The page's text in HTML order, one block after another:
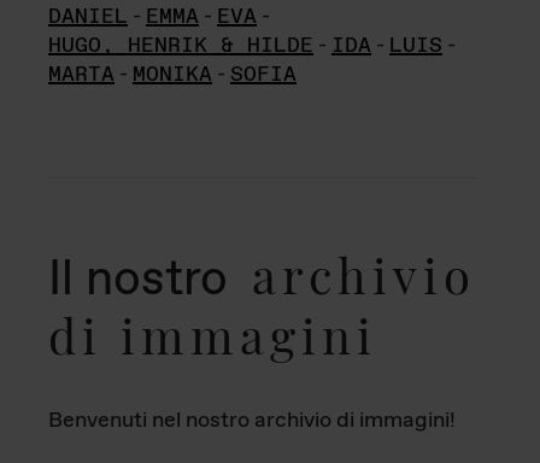
DANIEL - EMMA - EVA -
HUGO, HENRIK & HILDE - IDA - LUIS -
MARTA - MONIKA - SOFIA
Il nostro archivio
di immagini
Benvenuti nel nostro archivio di immagini!